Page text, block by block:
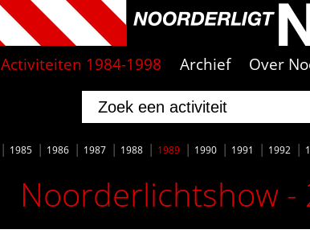
Activiteiten 1984-1998 Archief Over
1985 1986 1987 1988 1989 1990 1991 1992
Noorderlichtshow -